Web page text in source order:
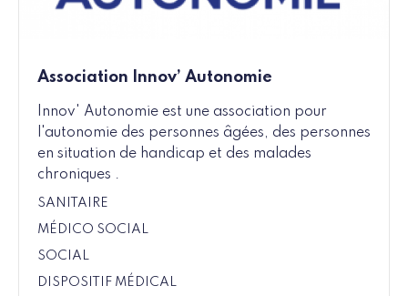
Association Innov’ Autonomie
Innov' Autonomie est une association pour
l'autonomie des personnes âgées, des personnes
en situation de handicap et des malades
chroniques .
SANITAIRE
MÉDICO SOCIAL
SOCIAL
DISPOSITIF MÉDICAL